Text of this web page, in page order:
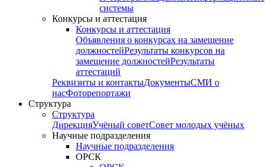
системы
Конкурсы и аттестация
Конкурсы и аттестация
Объявления о конкурсах на замещение
должностейРезультаты конкурсов на
замещение должностейРезультаты
аттестаций
Реквизиты и контактыДокументыСМИ о
насФоторепортажи
Структура
Структура
ДирекцияУчёный советСовет молодых учёных
Научные подразделения
Научные подразделения
ОРСК